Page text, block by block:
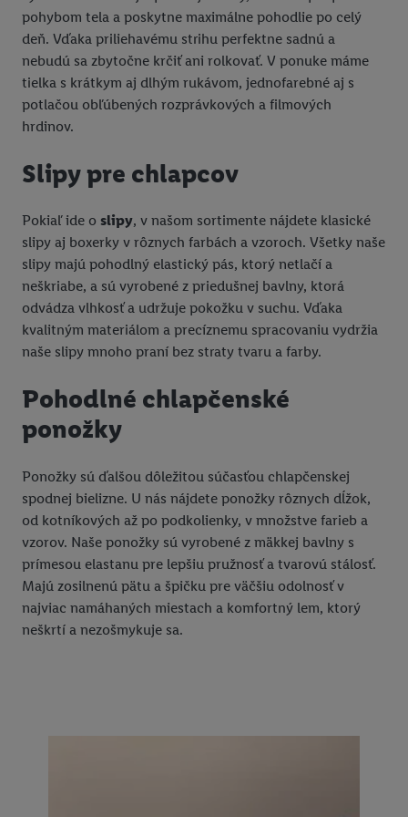
pohybom tela a poskytne maximálne pohodlie po celý
deň. Vďaka priliehavému strihu perfektne sadnú a
nebudú sa zbytočne krčiť ani rolkovať. V ponuke máme
tielka s krátkym aj dlhým rukávom, jednofarebné aj s
potlačou obľúbených rozprávkových a filmových
hrdinov.
Slipy pre chlapcov
Pokiaľ ide o slipy, v našom sortimente nájdete klasické
slipy aj boxerky v rôznych farbách a vzoroch. Všetky naše
slipy majú pohodlný elastický pás, ktorý netlačí a
neškriabe, a sú vyrobené z priedušnej bavlny, ktorá
odvádza vlhkosť a udržuje pokožku v suchu. Vďaka
kvalitným materiálom a precíznemu spracovaniu vydržia
naše slipy mnoho praní bez straty tvaru a farby.
Pohodlné chlapčenské
ponožky
Ponožky sú ďalšou dôležitou súčasťou chlapčenskej
spodnej bielizne. U nás nájdete ponožky rôznych dĺžok,
od kotníkových až po podkolienky, v množstve farieb a
vzorov. Naše ponožky sú vyrobené z mäkkej bavlny s
prímesou elastanu pre lepšiu pružnosť a tvarovú stálosť.
Majú zosilnenú pätu a špičku pre väčšiu odolnosť v
najviac namáhaných miestach a komfortný lem, ktorý
neškrtí a nezošmykuje sa.
alebo identifikátormi, ktoré vám spoločnosť Criteo SA pridelila.
Ak s tým súhlasíte, reklamy v súvislosti s retargetingom, t. j.
reklamy na produkty, o ktoré ste prejavili záujem (napr.
vložením produktu do nákupného košíka v internetovom
obchode, ale nie jeho zakúpením), sa môžu zobrazovať aj na
rôznych zariadeniach a v rôznych službách spoločnosti Lidl ak
používanie viacerých služieb spoločnosti Lidl, pomocou vašej
hashovanej e-mailovej adresy a prípadne ďalších
identifikátorov/identifikátorov, ktoré má spoločnosť Criteo SA k
dispozícii.
V časti "
Prispôsobiť" môžete povoliť jednotlivé účely a nájsť
ďalšie informácie o podmienkach spracúvania osobných
údajov.
Kliknutím na možnosť "
Odmietnuť
" môžete povoliť iba
používanie potrebných technológií. Kliknutím na "
Súhlasím
Ďalšie informácie vrátane informácií o dobe uchovávania
údajov a Vašom práve kedykoľvek odvolať súhlas s účinnosťou
do budúcnosti nájdete v našich